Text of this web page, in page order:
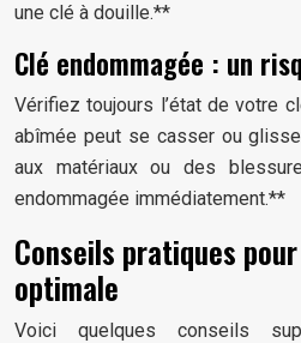
une clé à douille.**
Clé endommagée : un
Vérifiez toujours l’état de votre
abîmée peut se casser ou
aux matériaux ou des
endommagée immédiatement.**
Conseils pratiques
optimale
Voici quelques conseils